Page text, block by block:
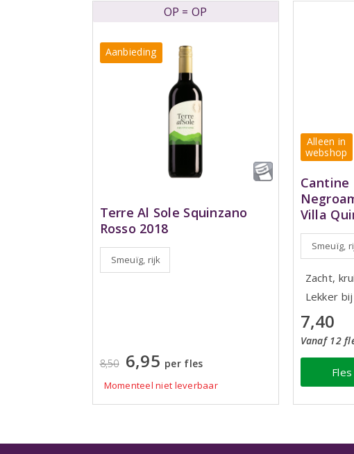
OP = OP
Aanbieding
Terre Al Sole Squinzano
Rosso 2018
Smeuïg, rijk
8,50 6,95 per fles
Momenteel niet leverbaar
Alleen in
webshop
Cantine
Villa
Smeuïg,
Zacht,
Lekker
7,40
Vanaf 12
Fles